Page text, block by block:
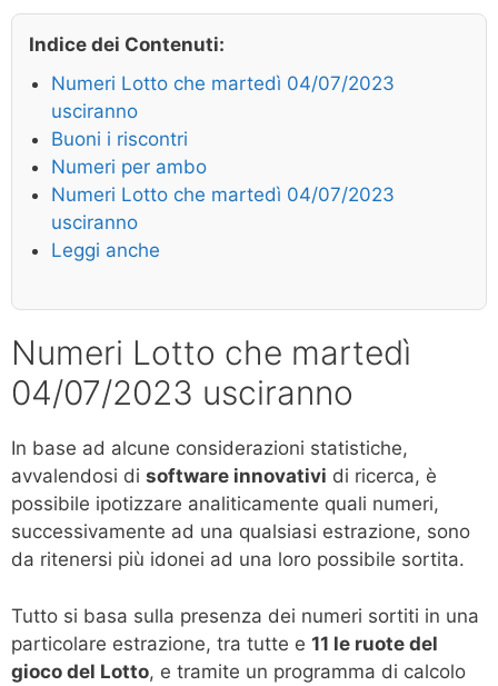
Indice dei Contenuti:
Numeri Lotto che martedì 04/07/2023
usciranno
Buoni i riscontri
Numeri per ambo
Numeri Lotto che martedì 04/07/2023
usciranno
Leggi anche
Numeri Lotto che martedì
04/07/2023 usciranno
In base ad alcune considerazioni statistiche,
avvalendosi di software innovativi di ricerca, è
possibile ipotizzare analiticamente quali numeri,
successivamente ad una qualsiasi estrazione, sono
da ritenersi più idonei ad una loro possibile sortita.
Tutto si basa sulla presenza dei numeri sortiti in una
particolare estrazione, tra tutte e 11 le ruote del
gioco del Lotto, e tramite un programma di calcolo